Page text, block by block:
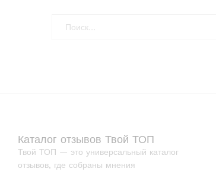
Каталог отзывов Твой ТОП
Твой ТОП — это универсальный каталог
отзывов, где собраны мнения